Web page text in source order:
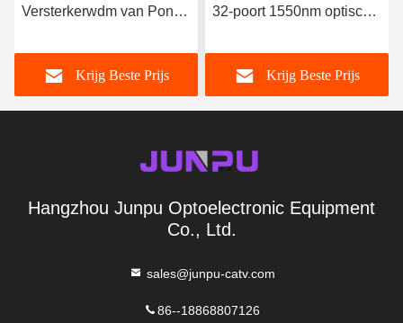
Versterkerwdm van Pon
16 Output per 19dbm, edfa
1550
Krijg Beste Prijs
32-poort 1550nm optische
Krijg Beste Prijs
Hangzhou Junpu Optoelectronic Equipment
Co., Ltd.
sales@junpu-catv.com
86--18868807126